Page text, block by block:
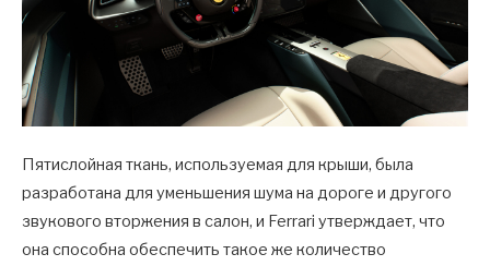
Пятислойная ткань, используемая для крыши, была
разработана для уменьшения шума на дороге и другого
звукового вторжения в салон, и Ferrari утверждает, что
она способна обеспечить такое же количество